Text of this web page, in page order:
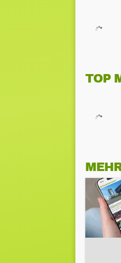
TOP